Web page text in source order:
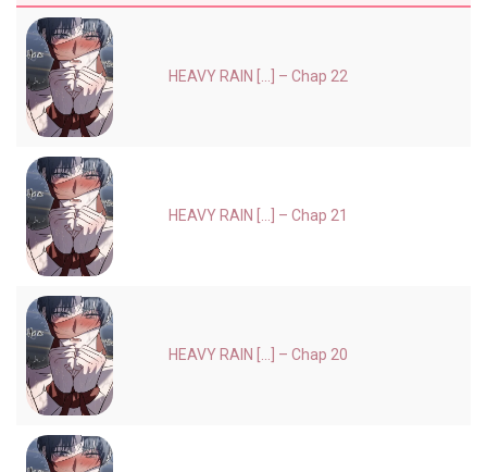
HEAVY RAIN [...] – Chap 22
HEAVY RAIN [...] – Chap 21
HEAVY RAIN [...] – Chap 20